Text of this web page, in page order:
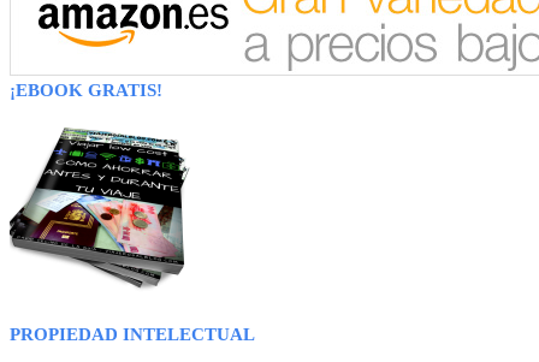
¡EBOOK GRATIS!
PROPIEDAD INTELECTUAL